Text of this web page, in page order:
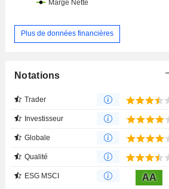
Plus de données financières
Notations
Trader
Investisseur
Globale
Qualité
ESG MSCI AA